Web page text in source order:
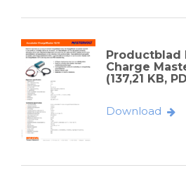
Productblad
Charge
(137,21 KB,
Download